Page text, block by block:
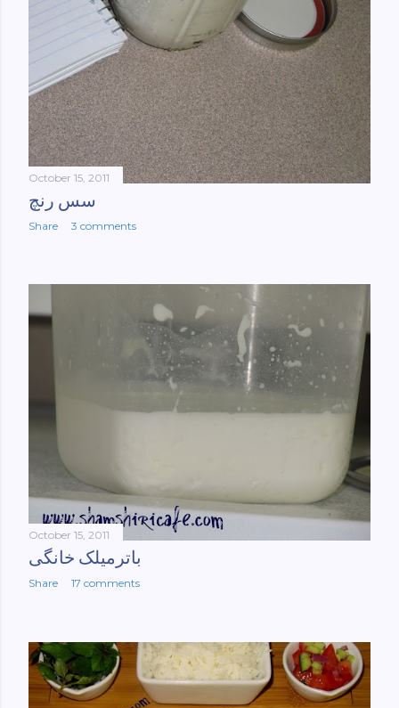
October 15, 2011
سس رنچ
Share 3 comments
October 15, 2011
باترمیلک خانگی
Share 17 comments